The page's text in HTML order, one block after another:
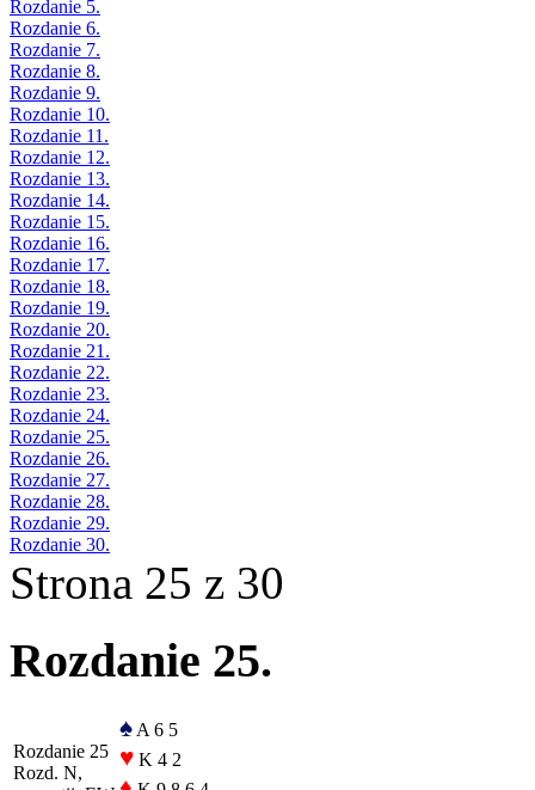
Rozdanie 5.
Rozdanie 6.
Rozdanie 7.
Rozdanie 8.
Rozdanie 9.
Rozdanie 10.
Rozdanie 11.
Rozdanie 12.
Rozdanie 13.
Rozdanie 14.
Rozdanie 15.
Rozdanie 16.
Rozdanie 17.
Rozdanie 18.
Rozdanie 19.
Rozdanie 20.
Rozdanie 21.
Rozdanie 22.
Rozdanie 23.
Rozdanie 24.
Rozdanie 25.
Rozdanie 26.
Rozdanie 27.
Rozdanie 28.
Rozdanie 29.
Rozdanie 30.
Strona 25 z 30
Rozdanie 25.
Rozdanie 25
Rozd. N,
♠ A 6 5
♥ K 4 2